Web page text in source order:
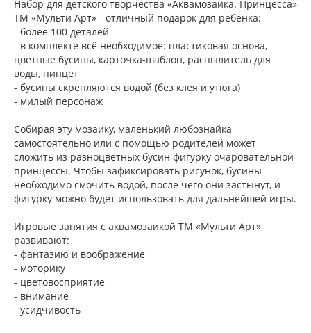
Набор для детского творчества «Аквамозаика. Принцесса»
ТМ «Мульти Арт» - отличный подарок для ребёнка:
- более 100 деталей
- в комплекте всё необходимое: пластиковая основа,
цветные бусины, карточка-шаблон, распылитель для
воды, пинцет
- бусины скрепляются водой (без клея и утюга)
- милый персонаж
Собирая эту мозаику, маленький любознайка
самостоятельно или с помощью родителей может
сложить из разноцветных бусин фигурку очаровательной
принцессы. Чтобы зафиксировать рисунок, бусины
необходимо смочить водой, после чего они застынут, и
фигурку можно будет использовать для дальнейшей игры.
Игровые занятия с аквамозаикой ТМ «Мульти Арт»
развивают:
- фантазию и воображение
- моторику
- цветовосприятие
- внимание
- усидчивость